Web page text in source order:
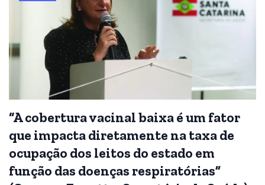
“A cobertura vacinal baixa é um fator
que impacta diretamente na taxa de
ocupação dos leitos do estado em
função das doenças respiratórias”